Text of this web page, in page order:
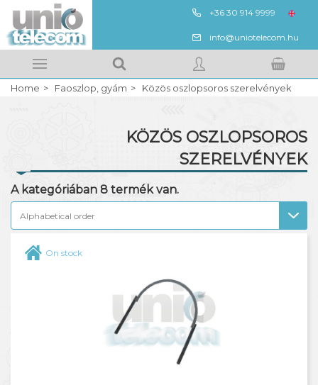
+36 30 914 9999
HUN
info@uniotelecom.hu
Your shopping cart
Home Faoszlop, gyám Közös oszlopsoros szerelvények
KÖZÖS OSZLOPSOROS
SZERELVÉNYEK
Faoszlop gyenge és erős áramhoz
Oszlopgyám, betonláb
Acélszalagos oszlopszerelvények
Közös oszlopsoros szerelvények
A kategóriában 8 termék van.
On stock